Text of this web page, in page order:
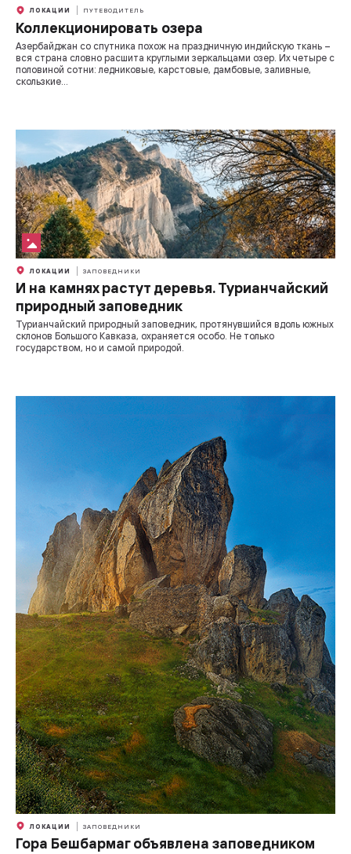
ЛОКАЦИИ ПУТЕВОДИТЕЛЬ
Коллекционировать озера
Азербайджан со спутника похож на праздничную индийскую ткань –
вся страна словно расшита круглыми зеркальцами озер. Их четыре с
половиной сотни: ледниковые, карстовые, дамбовые, заливные,
скользкие…
ЛОКАЦИИ ЗАПОВЕДНИКИ
И на камнях растут деревья. Турианчайский
природный заповедник
Турианчайский природный заповедник, протянувшийся вдоль южных
склонов Большого Кавказа, охраняется особо. Не только
государством, но и самой природой.
ЛОКАЦИИ ЗАПОВЕДНИКИ
Гора Бешбармаг объявлена заповедником